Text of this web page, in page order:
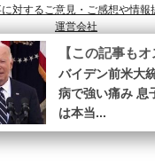
対するご意見・ご感想や情報
運営会社
Network, Inc. All rights
ニーズ・興味・関⼼に合致したコン
います。詳細は、プライバシーポリ
【この記事もオ
バイデン前米大
病で強い痛み 息
は本当...